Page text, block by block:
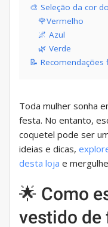
🎨 Seleção da cor
🌹Vermelho
🌌 Azul
🌿 Verde
📝 Recomendações
Toda mulher sonha
festa. No entanto,
coquetel pode ser
ideias e dicas,
desta loja e
🌟 Como
vestido de